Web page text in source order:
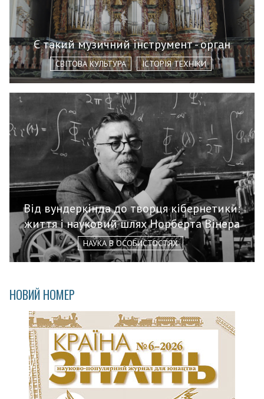
Є такий музичний інструмент - орган
СВІТОВА КУЛЬТУРА ІСТОРІЯ ТЕХНІКИ
Від вундеркінда до творця кібернетики:
життя і науковий шлях Норберта Вінера
НАУКА В ОСОБИСТОСТЯХ
НОВИЙ НОМЕР